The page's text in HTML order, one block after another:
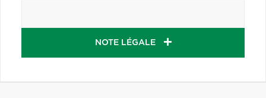
NOTE LÉGALE